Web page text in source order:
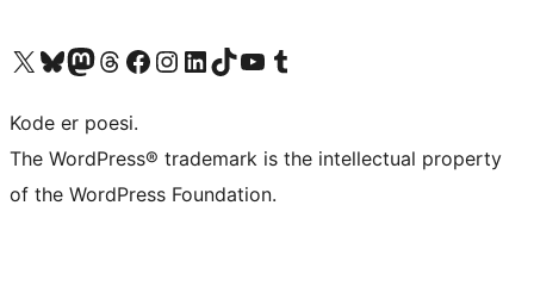
Besøk vår konto på X Visit our Bluesky account
Besøk vår Mastodon-konto
Visit our Threads account
Besøk vår Facebook-sideBesøk vår Instagram-konto
Besøk vår LinkedIn-konto
Visit our TikTok account
Visit our YouTube channel
Visit our Tumblr account
Kode er poesi.
The WordPress® trademark is the intellectual property
of the WordPress Foundation.